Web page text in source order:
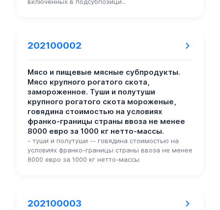
202100002
Мясо и пищевые мясные субпродукты.
Мясо крупного рогатого скота,
замороженное. Туши и полутуши
крупного рогатого скота мороженые,
говядина стоимостью на условиях
франко-границы страны ввоза не менее
8000 евро за 1000 кг нетто-массы.
- туши и полутуши -- говядина стоимостью на
условиях франко-границы страны ввоза не менее
8000 евро за 1000 кг нетто-массы
202100003